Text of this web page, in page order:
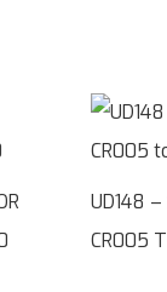
UD148 –
CR005